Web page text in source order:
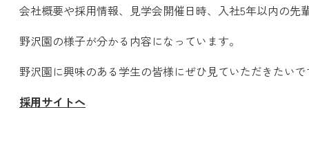
会社概要や採用情報、見学会開催日時、入社5年以内の先
野沢園の様子が分かる内容になっています。
野沢園に興味のある学生の皆様にぜひ見ていただきたい
採用サイトへ